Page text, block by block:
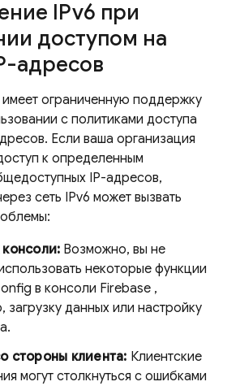
IPv6 при
доступом на
адресов
имеет ограниченную поддержку
с политиками доступа
Если ваша организация
к определенным
IP-адресов,
сеть IPv6 может вызвать
Возможно, вы не
некоторые функции
в консоли Firebase ,
загрузку данных или настройку
стороны клиента: Клиентские
могут столкнуться с ошибками